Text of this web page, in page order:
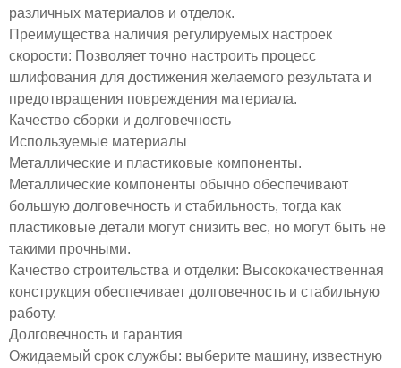
различных материалов и отделок.
Преимущества наличия регулируемых настроек
скорости: Позволяет точно настроить процесс
шлифования для достижения желаемого результата и
предотвращения повреждения материала.
Качество сборки и долговечность
Используемые материалы
Металлические и пластиковые компоненты.
Металлические компоненты обычно обеспечивают
большую долговечность и стабильность, тогда как
пластиковые детали могут снизить вес, но могут быть не
такими прочными.
Качество строительства и отделки: Высококачественная
конструкция обеспечивает долговечность и стабильную
работу.
Долговечность и гарантия
Ожидаемый срок службы: выберите машину, известную